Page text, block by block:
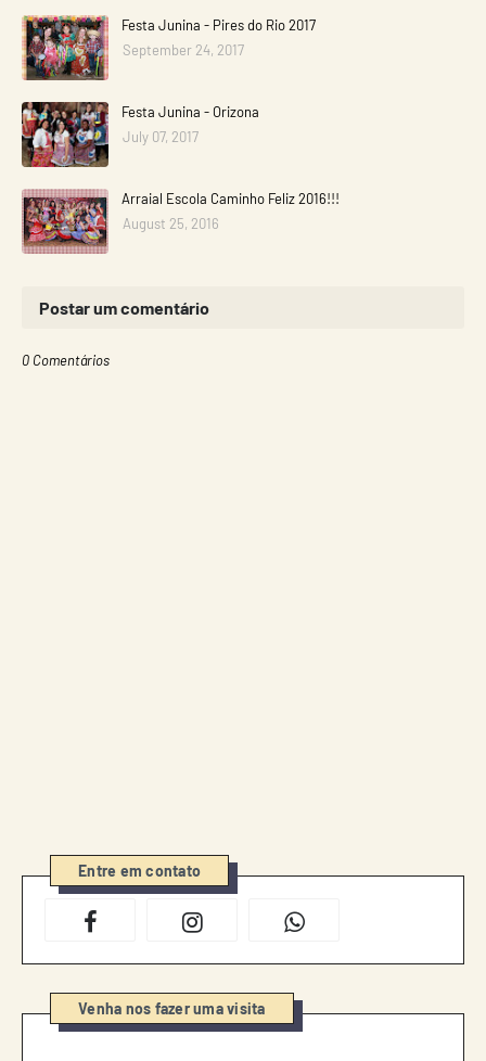
Festa Junina - Pires do Rio 2017
September 24, 2017
Festa Junina - Orizona
July 07, 2017
Arraial Escola Caminho Feliz 2016!!!
August 25, 2016
Postar um comentário
0 Comentários
Entre em contato
Venha nos fazer uma visita